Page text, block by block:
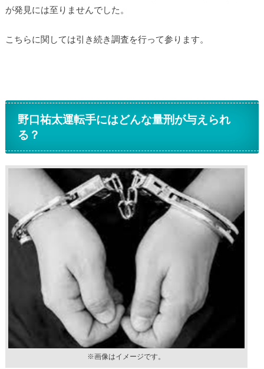
が発見には至りませんでした。
こちらに関しては引き続き調査を行って参ります。
野口祐太運転手にはどんな量刑が与えられ
る？
※画像はイメージです。